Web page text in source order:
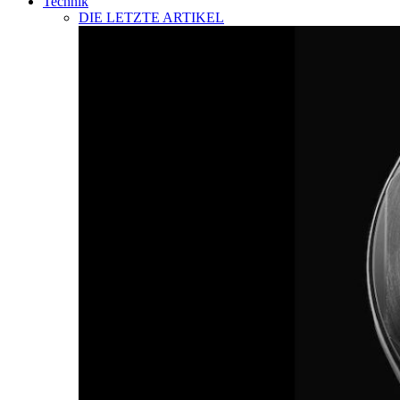
DIE LETZTE ARTIKEL